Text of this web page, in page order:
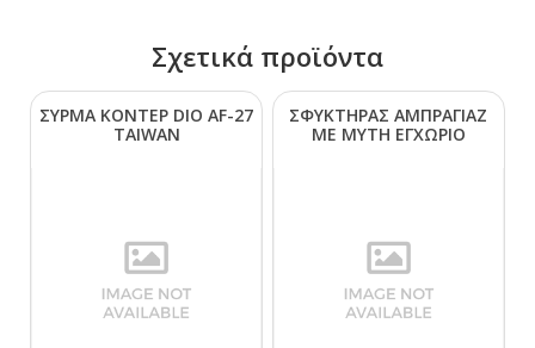
Σχετικά προϊόντα
ΣΥΡΜΑ ΚΟΝΤΕΡ DΙΟ ΑF-27
ΤΑΙWΑΝ
ΣΦΥΚΤΗΡΑΣ ΑΜΠΡΑΓΙΑΖ
ΜΕ ΜΥΤΗ ΕΓΧΩΡΙΟ